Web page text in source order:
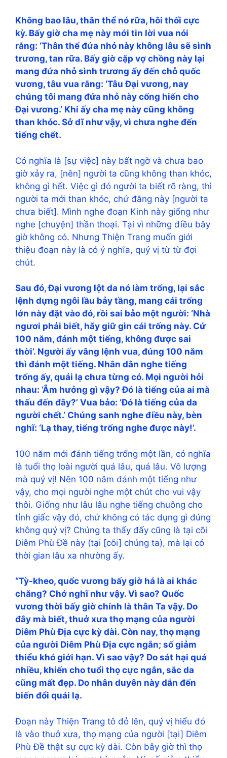
Không bao lâu, thân thể nó rữa, hôi thối cực
kỳ. Bấy giờ cha mẹ này mới tin lời vua nói
rằng: ‘Thân thể đứa nhỏ này không lâu sẽ sình
trương, tan rữa. Bấy giờ cặp vợ chồng này lại
mang đứa nhỏ sình trương ấy đến chỗ quốc
vương, tâu vua rằng: ‘Tâu Đại vương, nay
chúng tôi mang đứa nhỏ này cống hiến cho
Đại vương.’ Khi ấy cha mẹ này cũng không
than khóc. Sở dĩ như vậy, vì chưa nghe đến
tiếng chết.
Có nghĩa là [sự việc] này bất ngờ và chưa bao
giờ xảy ra, [nên] người ta cũng không than khóc,
không gì hết. Việc gì đó người ta biết rõ ràng, thì
người ta mới than khóc, chứ đằng này [người ta
chưa biết]. Mình nghe đoạn Kinh này giống như
nghe [chuyện] thần thoại. Tại vì những điều bây
giờ không có. Nhưng Thiện Trang muốn giới
thiệu đoạn này là có ý nghĩa, quý vị từ từ đợi
chút.
Sau đó, Đại vương lột da nó làm trống, lại sắc
lệnh dựng ngôi lầu bảy tầng, mang cái trống
lớn này đặt vào đó, rồi sai bảo một người: ‘Nhà
ngươi phải biết, hãy giữ gìn cái trống này. Cứ
100 năm, đánh một tiếng, không được sai
thời’. Người ấy vâng lệnh vua, đúng 100 năm
thì đánh một tiếng. Nhân dân nghe tiếng
trống ấy, quái lạ chưa từng có. Mọi người hỏi
nhau: ‘Âm hưởng gì vậy? Đó là tiếng của ai mà
thấu đến đây?’ Vua bảo: ‘Đó là tiếng của da
người chết.’ Chúng sanh nghe điều này, bèn
nghĩ: ‘Lạ thay, tiếng trống nghe được này!’.
100 năm mới đánh tiếng trống một lần, có nghĩa
là tuổi thọ loài người quá lâu, quá lâu. Vô lượng
mà quý vị! Nên 100 năm đánh một tiếng như
vậy, cho mọi người nghe một chút cho vui vậy
thôi. Giống như lâu lâu nghe tiếng chuông cho
tỉnh giấc vậy đó, chứ không có tác dụng gì đúng
không quý vị? Chúng ta thấy đấy cũng là tại cõi
Diêm Phù Đề này (tại [cõi] chúng ta), mà lại có
thời gian lâu xa nhường ấy.
“Tỳ-kheo, quốc vương bấy giờ há là ai khác
chăng? Chớ nghĩ như vậy. Vì sao? Quốc
vương thời bấy giờ chính là thân Ta vậy. Do
đây mà biết, thuở xưa thọ mạng của người
Diêm Phù Địa cực kỳ dài. Còn nay, thọ mạng
của người Diêm Phù Địa cực ngắn; số giảm
thiểu khó giới hạn. Vì sao vậy? Do sát hại quá
nhiều, khiến cho tuổi thọ cực ngắn, sắc da
cũng mất đẹp. Do nhân duyên này dẫn đến
biến đổi quái lạ.
Đoạn này Thiện Trang tô đỏ lên, quý vị hiểu đó
là vào thuở xưa, thọ mạng của người [tại] Diêm
Phù Đề thật sự cực kỳ dài. Còn bây giờ thì thọ